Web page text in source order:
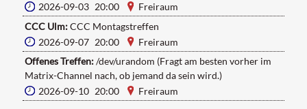
2026-09-03 20:00
Freiraum
CCC Ulm:CCC Montagstreffen
2026-09-07 20:00
Freiraum
Offenes Treffen:/dev/urandom (Fragt am besten vorher im
Matrix-Channel nach, ob jemand da sein wird.)
2026-09-10 20:00
Freiraum